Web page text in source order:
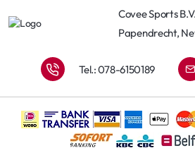
Covee Sports
Papendrecht,
Tel.: 078-6150189